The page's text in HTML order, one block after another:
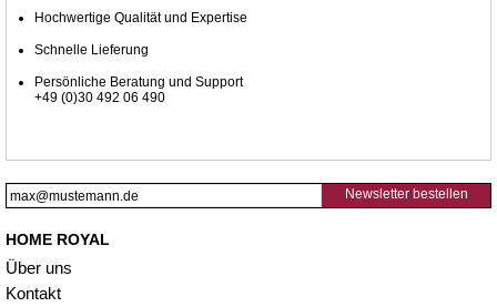
Hochwertige Qualität und Expertise
Schnelle Lieferung
Persönliche Beratung und Support
+49 (0)30 492 06 490
Newsletter bestellen
HOME ROYAL
Über uns
Kontakt